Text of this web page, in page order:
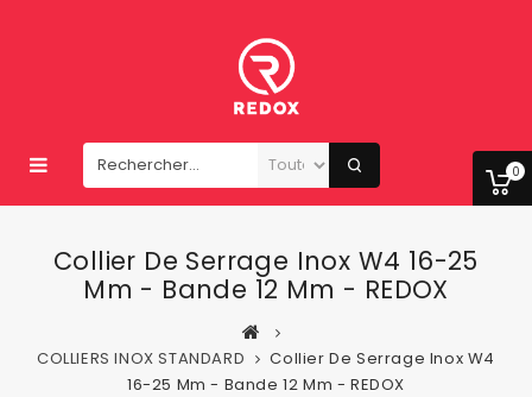
0
Collier De Serrage Inox W4 16-25
Mm - Bande 12 Mm - REDOX
COLLIERS INOX STANDARD
Collier De Serrage Inox W4
16-25 Mm - Bande 12 Mm - REDOX